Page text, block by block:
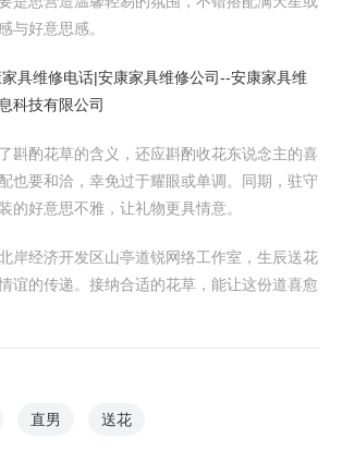
与好意思感。
具维修电话|安康家具维修公司--安康家具维
科技有限公司
斟酌花草的含义，还应斟酌收花东说念主的喜
也要和洽，幸免过于耀眼或单调。同期，驻守
的好意思不雅，让礼物更具情意。
岸经济开发区山亭道锐网络工作室，生辰送花
谊的传递。接纳合适的花草，能让这份道喜愈
直男 送花